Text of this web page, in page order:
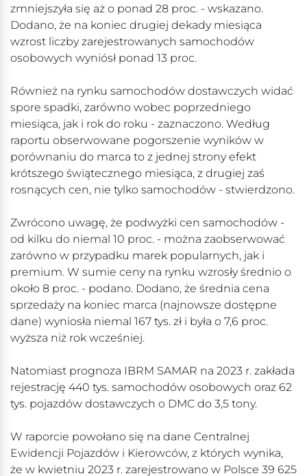
zmniejszyła się aż o ponad 28 proc. - wskazano.
Dodano, że na koniec drugiej dekady miesiąca
wzrost liczby zarejestrowanych samochodów
osobowych wyniósł ponad 13 proc.
Również na rynku samochodów dostawczych widać
spore spadki, zarówno wobec poprzedniego
miesiąca, jak i rok do roku - zaznaczono. Według
raportu obserwowane pogorszenie wyników w
porównaniu do marca to z jednej strony efekt
krótszego świątecznego miesiąca, z drugiej zaś
rosnących cen, nie tylko samochodów - stwierdzono.
Zwrócono uwagę, że podwyżki cen samochodów -
od kilku do niemal 10 proc. - można zaobserwować
zarówno w przypadku marek popularnych, jak i
premium. W sumie ceny na rynku wzrosły średnio o
około 8 proc. - podano. Dodano, że średnia cena
sprzedaży na koniec marca (najnowsze dostępne
dane) wyniosła niemal 167 tys. zł i była o 7,6 proc.
wyższa niż rok wcześniej.
Natomiast prognoza IBRM SAMAR na 2023 r. zakłada
rejestrację 440 tys. samochodów osobowych oraz 62
tys. pojazdów dostawczych o DMC do 3,5 tony.
W raporcie powołano się na dane Centralnej
Ewidencji Pojazdów i Kierowców, z których wynika,
że w kwietniu 2023 r. zarejestrowano w Polsce 39 625